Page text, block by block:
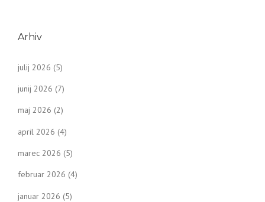
Arhiv
julij 2026 (5)
junij 2026 (7)
maj 2026 (2)
april 2026 (4)
marec 2026 (5)
februar 2026 (4)
januar 2026 (5)